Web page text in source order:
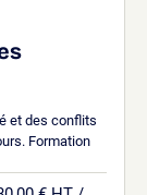
et des conflits
Formation